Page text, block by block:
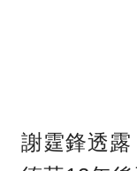
謝霆鋒透露